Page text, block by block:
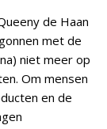
de Haan
met de
niet meer op
Om mensen
en de